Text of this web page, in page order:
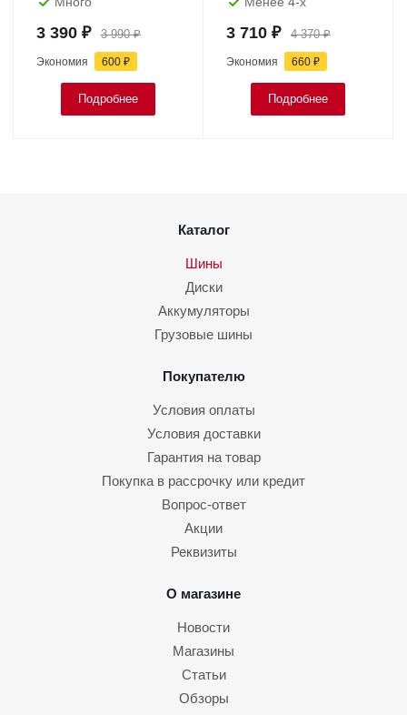
3 390 ₽ 3 990₽
Экономия 600 ₽
Подробнее
3 710 ₽ 4 370₽
Экономия 660 ₽
Подробнее
Каталог
Шины
Диски
Аккумуляторы
Грузовые шины
Покупателю
Условия оплаты
Условия доставки
Гарантия на товар
Покупка в рассрочку или кредит
Вопрос-ответ
Акции
Реквизиты
О магазине
Новости
Магазины
Статьи
Обзоры